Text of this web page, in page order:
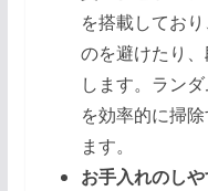
を搭載してお
のを避けたり
します。ラン
を効率的に掃
ます。
お手入れのしや